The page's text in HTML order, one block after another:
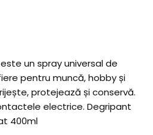
este un spray universal de
pentru muncă, hobby și
protejează și conservă.
electrice. Degripant
400ml